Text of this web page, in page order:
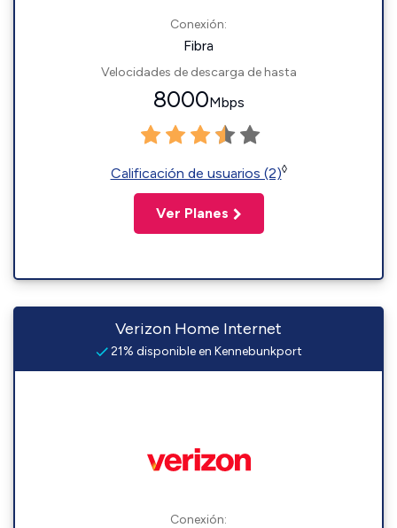
Conexión:
Fibra
Velocidades de descarga de hasta
8000Mbps
Calificación de usuarios (2)◊
Ver Planes
Verizon Home Internet
21% disponible en Kennebunkport
Conexión: